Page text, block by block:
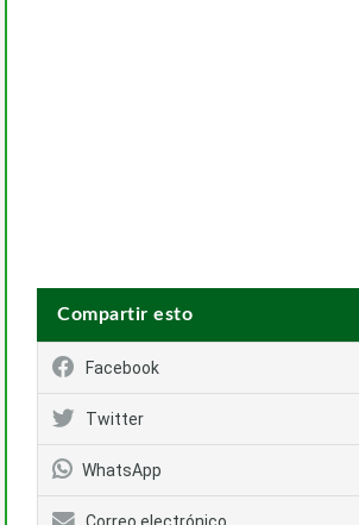
Compartir esto
Facebook
Twitter
WhatsApp
Correo electrónico